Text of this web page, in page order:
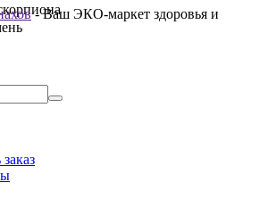
- Ваш ЭКО-маркет здоровья и